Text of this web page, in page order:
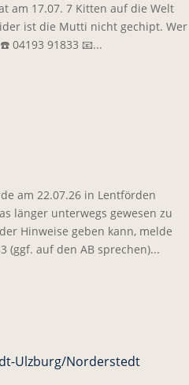
am 17.07. 7 Kitten auf die Welt
ist die Mutti nicht gechipt. Wer
04193 91833 📧...
am 22.07.26 in Lentförden
länger unterwegs gewesen zu
Hinweise geben kann, melde
(ggf. auf den AB sprechen)...
Ulzburg/Norderstedt